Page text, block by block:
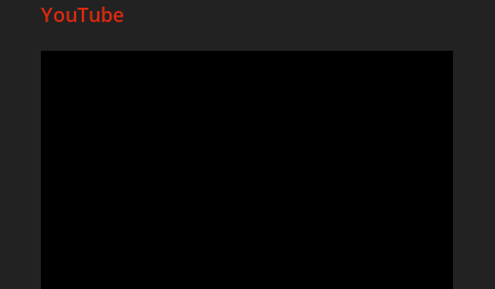
YouTube